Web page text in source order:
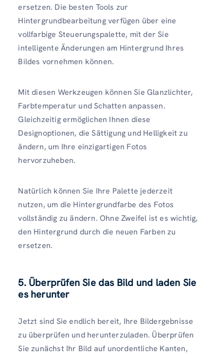
ersetzen. Die besten Tools zur
Hintergrundbearbeitung verfügen über eine
vollfarbige Steuerungspalette, mit der Sie
intelligente Änderungen am Hintergrund Ihres
Bildes vornehmen können.
Mit diesen Werkzeugen können Sie Glanzlichter,
Farbtemperatur und Schatten anpassen.
Gleichzeitig ermöglichen Ihnen diese
Designoptionen, die Sättigung und Helligkeit zu
ändern, um Ihre einzigartigen Fotos
hervorzuheben.
Natürlich können Sie Ihre Palette jederzeit
nutzen, um die Hintergrundfarbe des Fotos
vollständig zu ändern. Ohne Zweifel ist es wichtig,
den Hintergrund durch die neuen Farben zu
ersetzen.
5. Überprüfen Sie das Bild und laden Sie
es herunter
Jetzt sind Sie endlich bereit, Ihre Bildergebnisse
zu überprüfen und herunterzuladen. Überprüfen
Sie zunächst Ihr Bild auf unordentliche Kanten,